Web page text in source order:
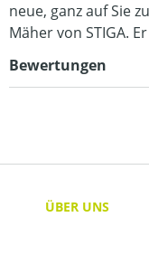
neue, ganz auf Sie
Mäher von STIGA.
Bewertungen
ÜBER UNS